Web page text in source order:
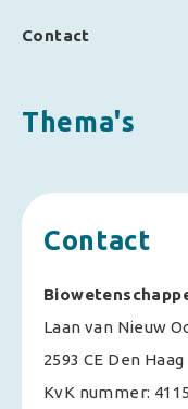
Contact
Thema's
Contact
Laan van Nieuw
2593 CE Den Haag
KvK nummer: